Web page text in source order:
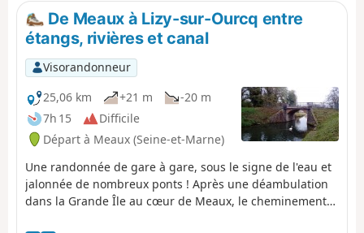
De Meaux à Lizy-sur-Ourcq entre
étangs, rivières et canal
Visorandonneur
25,06 km
+21 m
-20 m
7h 15
Difficile
Départ à Meaux (Seine-et-Marne)
Une randonnée de gare à gare, sous le signe de l'eau et
jalonnée de nombreux ponts ! Après une déambulation
dans la Grande Île au cœur de Meaux, le cheminement